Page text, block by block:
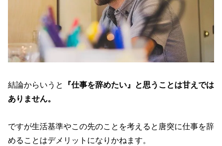
結論からいうと 『仕事を辞めたい』と思うことは甘えでは
ありません。
ですが生活基準やこの先のことを考えると唐突に仕事を辞
めることはデメリットになりかねます。